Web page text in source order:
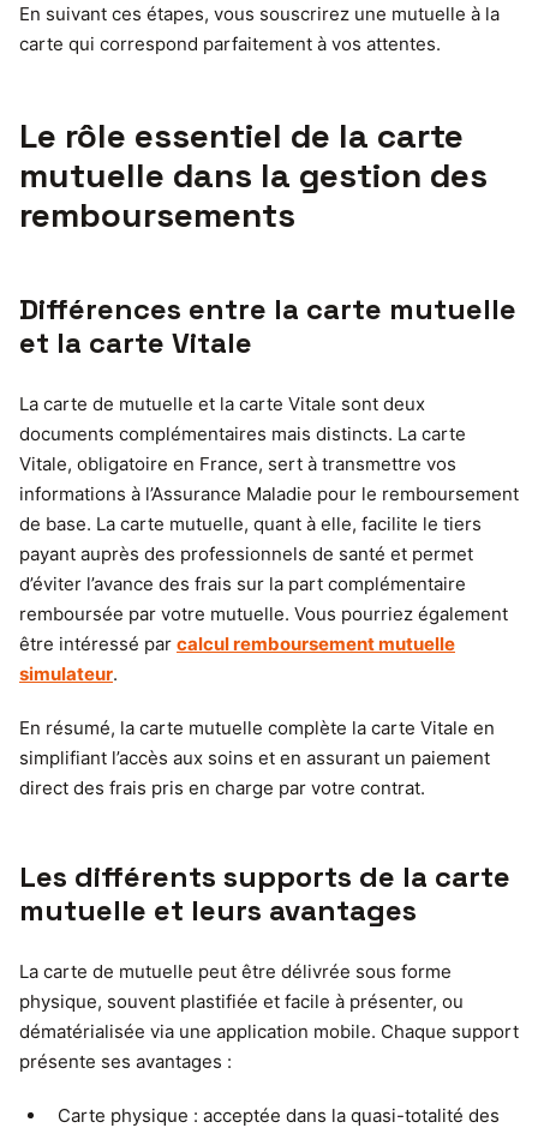
En suivant ces étapes, vous souscrirez une mutuelle à la
carte qui correspond parfaitement à vos attentes.
Le rôle essentiel de la carte
mutuelle dans la gestion des
remboursements
Différences entre la carte mutuelle
et la carte Vitale
La carte de mutuelle et la carte Vitale sont deux
documents complémentaires mais distincts. La carte
Vitale, obligatoire en France, sert à transmettre vos
informations à l’Assurance Maladie pour le remboursement
de base. La carte mutuelle, quant à elle, facilite le tiers
payant auprès des professionnels de santé et permet
d’éviter l’avance des frais sur la part complémentaire
remboursée par votre mutuelle. Vous pourriez également
être intéressé par calcul remboursement mutuelle
simulateur.
En résumé, la carte mutuelle complète la carte Vitale en
simplifiant l’accès aux soins et en assurant un paiement
direct des frais pris en charge par votre contrat.
Les différents supports de la carte
mutuelle et leurs avantages
La carte de mutuelle peut être délivrée sous forme
physique, souvent plastifiée et facile à présenter, ou
dématérialisée via une application mobile. Chaque support
présente ses avantages :
Carte physique : acceptée dans la quasi-totalité des